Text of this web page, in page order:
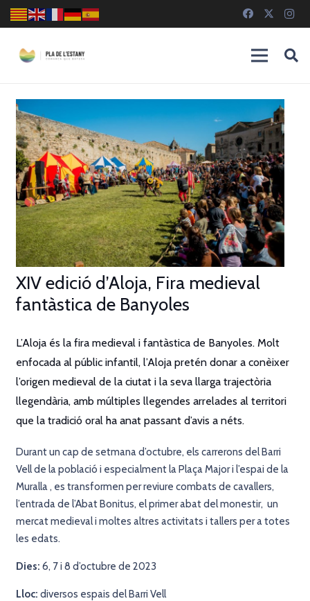
XIV edició d’Aloja, Fira medieval
fantàstica de Banyoles
L’Aloja és la fira medieval i fantàstica de Banyoles. Molt
enfocada al públic infantil, l’Aloja pretén donar a conèixer
l’origen medieval de la ciutat i la seva llarga trajectòria
llegendària, amb múltiples llegendes arrelades al territori
que la tradició oral ha anat passant d’avis a néts.
Durant un cap de setmana d’octubre, els carrerons del Barri
Vell de la població i especialment la Plaça Major i l’espai de la
Muralla , es transformen per reviure combats de cavallers,
l’entrada de l’Abat Bonitus, el primer abat del monestir, un
mercat medieval i moltes altres activitats i tallers per a totes
les edats.
Dies: 6, 7 i 8 d’octubre de 2023
Lloc: diversos espais del Barri Vell